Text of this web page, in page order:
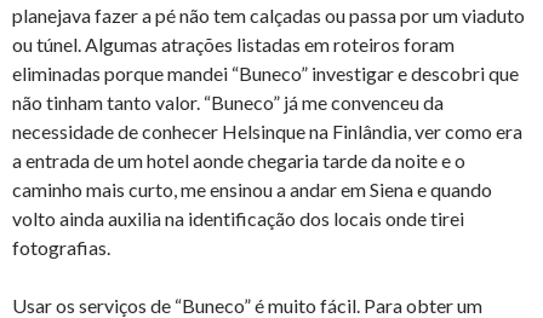
planejava fazer a pé não tem calçadas ou passa por um viaduto
ou túnel. Algumas atrações listadas em roteiros foram
eliminadas porque mandei “Buneco” investigar e descobri que
não tinham tanto valor. “Buneco” já me convenceu da
necessidade de conhecer Helsinque na Finlândia, ver como era
a entrada de um hotel aonde chegaria tarde da noite e o
caminho mais curto, me ensinou a andar em Siena e quando
volto ainda auxilia na identificação dos locais onde tirei
fotografias.
Usar os serviços de “Buneco” é muito fácil. Para obter um